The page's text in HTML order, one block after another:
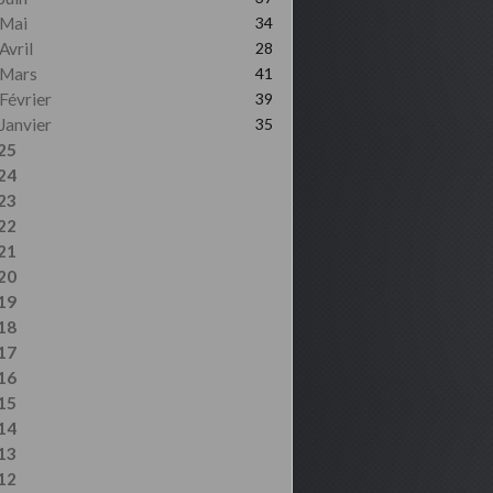
Mai 34
Avril 28
Mars 41
Février 39
Janvier 35